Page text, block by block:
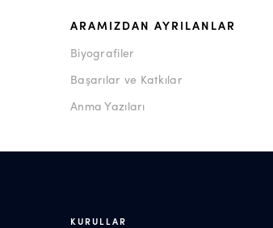
ARAMIZDAN AYRILANLAR
Biyografiler
Başarılar ve Katkılar
Anma Yazıları
KURULLAR